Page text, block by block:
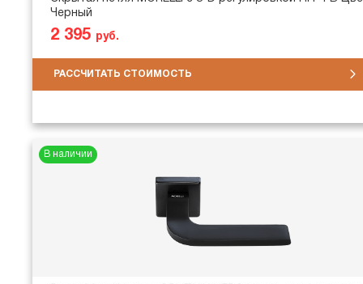
Черный
2 395 руб.
РАССЧИТАТЬ СТОИМОСТЬ
В наличии